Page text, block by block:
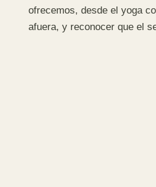
ofrecemos, desde el yoga
afuera, y reconocer que el